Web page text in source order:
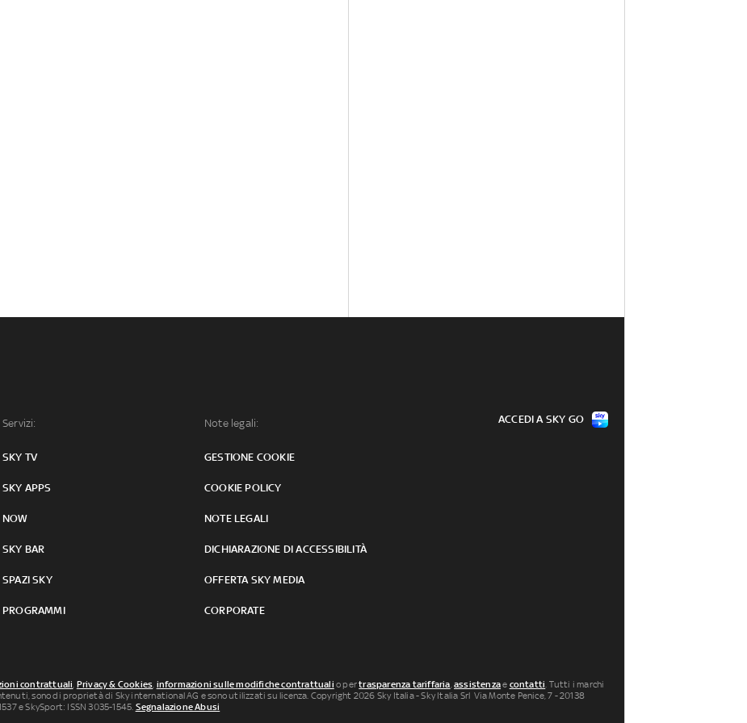
Servizi:
SKY TV
SKY APPS
NOW
SKY BAR
SPAZI SKY
PROGRAMMI
Note legali:
GESTIONE COOKIE
COOKIE POLICY
NOTE LEGALI
DICHIARAZIONE DI ACCESSIBILITÀ
OFFERTA SKY MEDIA
CORPORATE
ACCEDI A SKY GO
contrattuali, Privacy & Cookies, informazioni sulle modifiche contrattuali o pertrasparenza tariffaria,assistenzae contatti. Tutti i marchi
sono di proprietà di Sky international AG e sono utilizzati su licenza. Copyright 2026 Sky Italia - Sky Italia Srl Via Monte Penice, 7 - 20138
e SkySport: ISSN 3035-1545. Segnalazione Abusi